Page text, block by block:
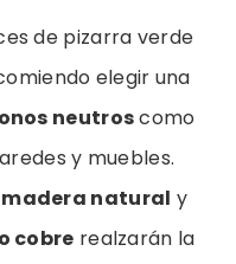
de pizarra verde
elegir una
neutroscomo
y muebles.
madera natural y
cobre realzarán la